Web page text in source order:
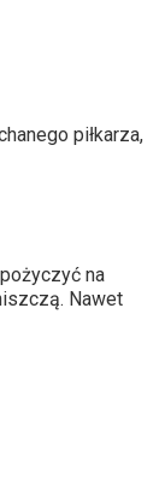
piłkarza,
na
Nawet